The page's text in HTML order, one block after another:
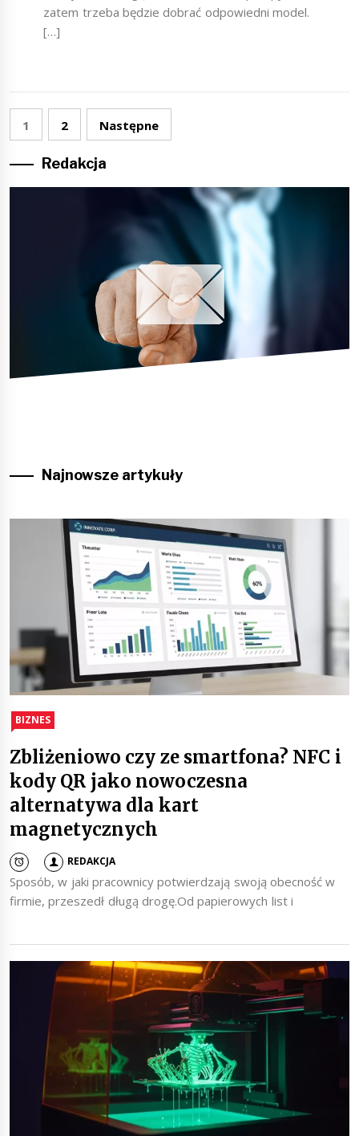
zatem trzeba będzie dobrać odpowiedni model.
[…]
Stronicowanie
wpisów
1 2 Następne
Redakcja
Najnowsze artykuły
BIZNES
Zbliżeniowo czy ze smartfona? NFC i
kody QR jako nowoczesna
alternatywa dla kart
magnetycznych
REDAKCJA
Sposób, w jaki pracownicy potwierdzają swoją obecność w
firmie, przeszedł długą drogę.Od papierowych list i